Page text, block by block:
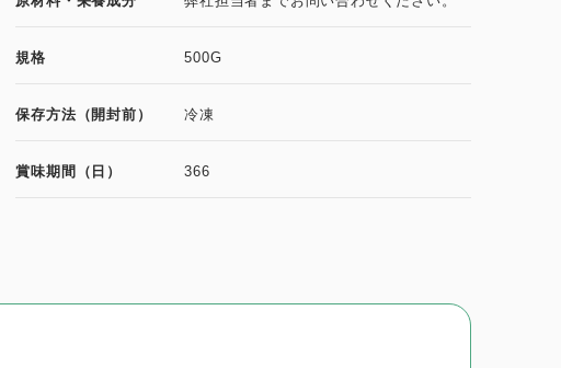
規格 500G
保存方法（開封前） 冷凍
賞味期間（日） 366